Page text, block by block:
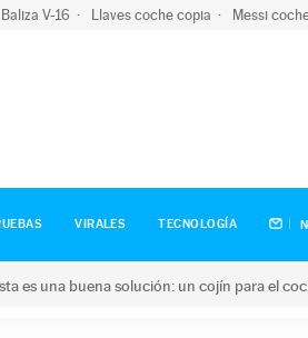
Baliza V-16 Llaves coche copia Messi
VIRALES TECNOLOGÍA
es una buena solución: un cojín para el